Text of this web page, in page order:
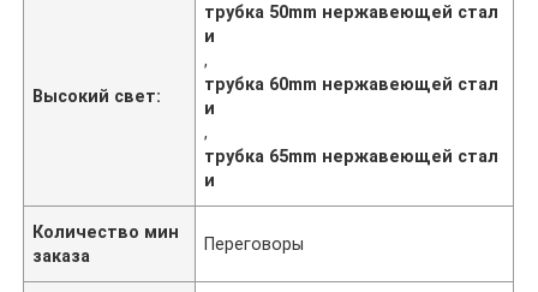
Высокий свет:
трубка 50mm нержавеющей стал
и
,
трубка 60mm нержавеющей стал
и
,
трубка 65mm нержавеющей стал
и
Количество мин
заказа
Переговоры